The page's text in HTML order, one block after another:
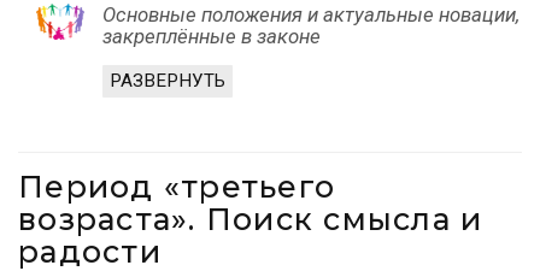
Основные положения и актуальные новации,
закреплённые в законе
РАЗВЕРНУТЬ
Период «третьего
возраста». Поиск смысла и
радости